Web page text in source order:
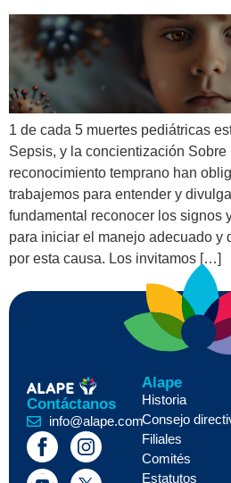
1 de cada 5 muertes pediátricas
Sepsis, y la concientización Sobre
reconocimiento temprano han
trabajemos para entender y
fundamental reconocer los signos
para iniciar el manejo adecuado y
por esta causa. Los invitamos […]
Contáctanos
info@alape.com
Alape
Historia
Consejo
Filiales
Comités
Estatutos